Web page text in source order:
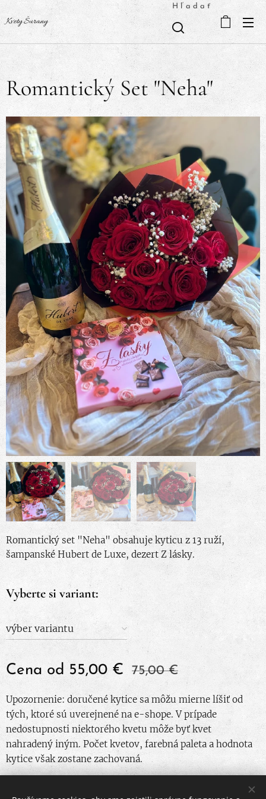
Kvety Šurany
Hľadať
Romantický Set "Neha"
Romantický set "Neha" obsahuje kyticu z 13 ruží,
šampanské Hubert de Luxe, dezert Z lásky.
Vyberte si variant:
výber variantu
Cena od 55,00 € 75,00€
Upozornenie: doručené kytice sa môžu mierne líšiť od
tých, ktoré sú uverejnené na e-shope. V prípade
nedostupnosti niektorého kvetu môže byť kvet
nahradený iným. Počet kvetov, farebná paleta a hodnota
kytice však zostane zachovaná.